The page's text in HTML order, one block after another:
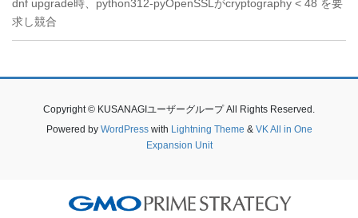
dnf upgrade時、python312-pyOpenSSLがcryptography < 48 を要
求し競合
Copyright © KUSANAGIユーザーグループ All Rights Reserved.
Powered by WordPresswith Lightning Theme & VK All in One
Expansion Unit